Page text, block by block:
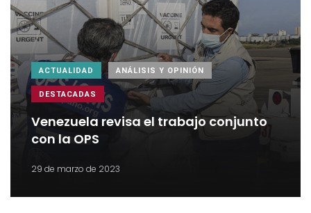
ACTUALIDAD ANÁLISIS Y OPINIÓN
DESTACADAS
Venezuela revisa el trabajo conjunto
con la OPS
29 de marzo de 2023